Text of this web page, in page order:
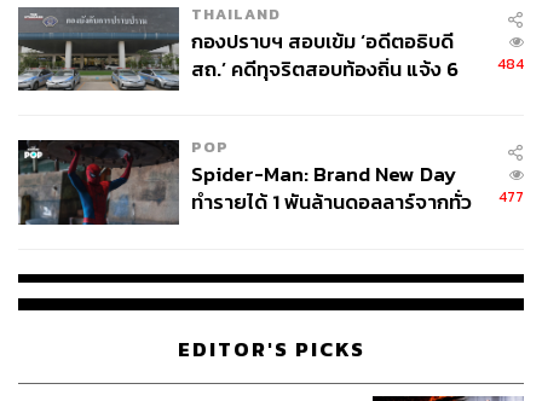
THAILAND
กองปราบฯ สอบเข้ม ‘อดีตอธิบดี
สถ.’ คดีทุจริตสอบท้องถิ่น แจ้ง 6
484
POP
Spider-Man: Brand New Day
ทำรายได้ 1 พันล้านดอลลาร์จากทั่ว
477
EDITOR'S PICKS